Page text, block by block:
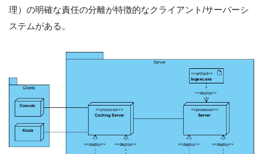
理）の明確な責任の分離が特徴的なクライアント/サーバーシ
ステムがある。